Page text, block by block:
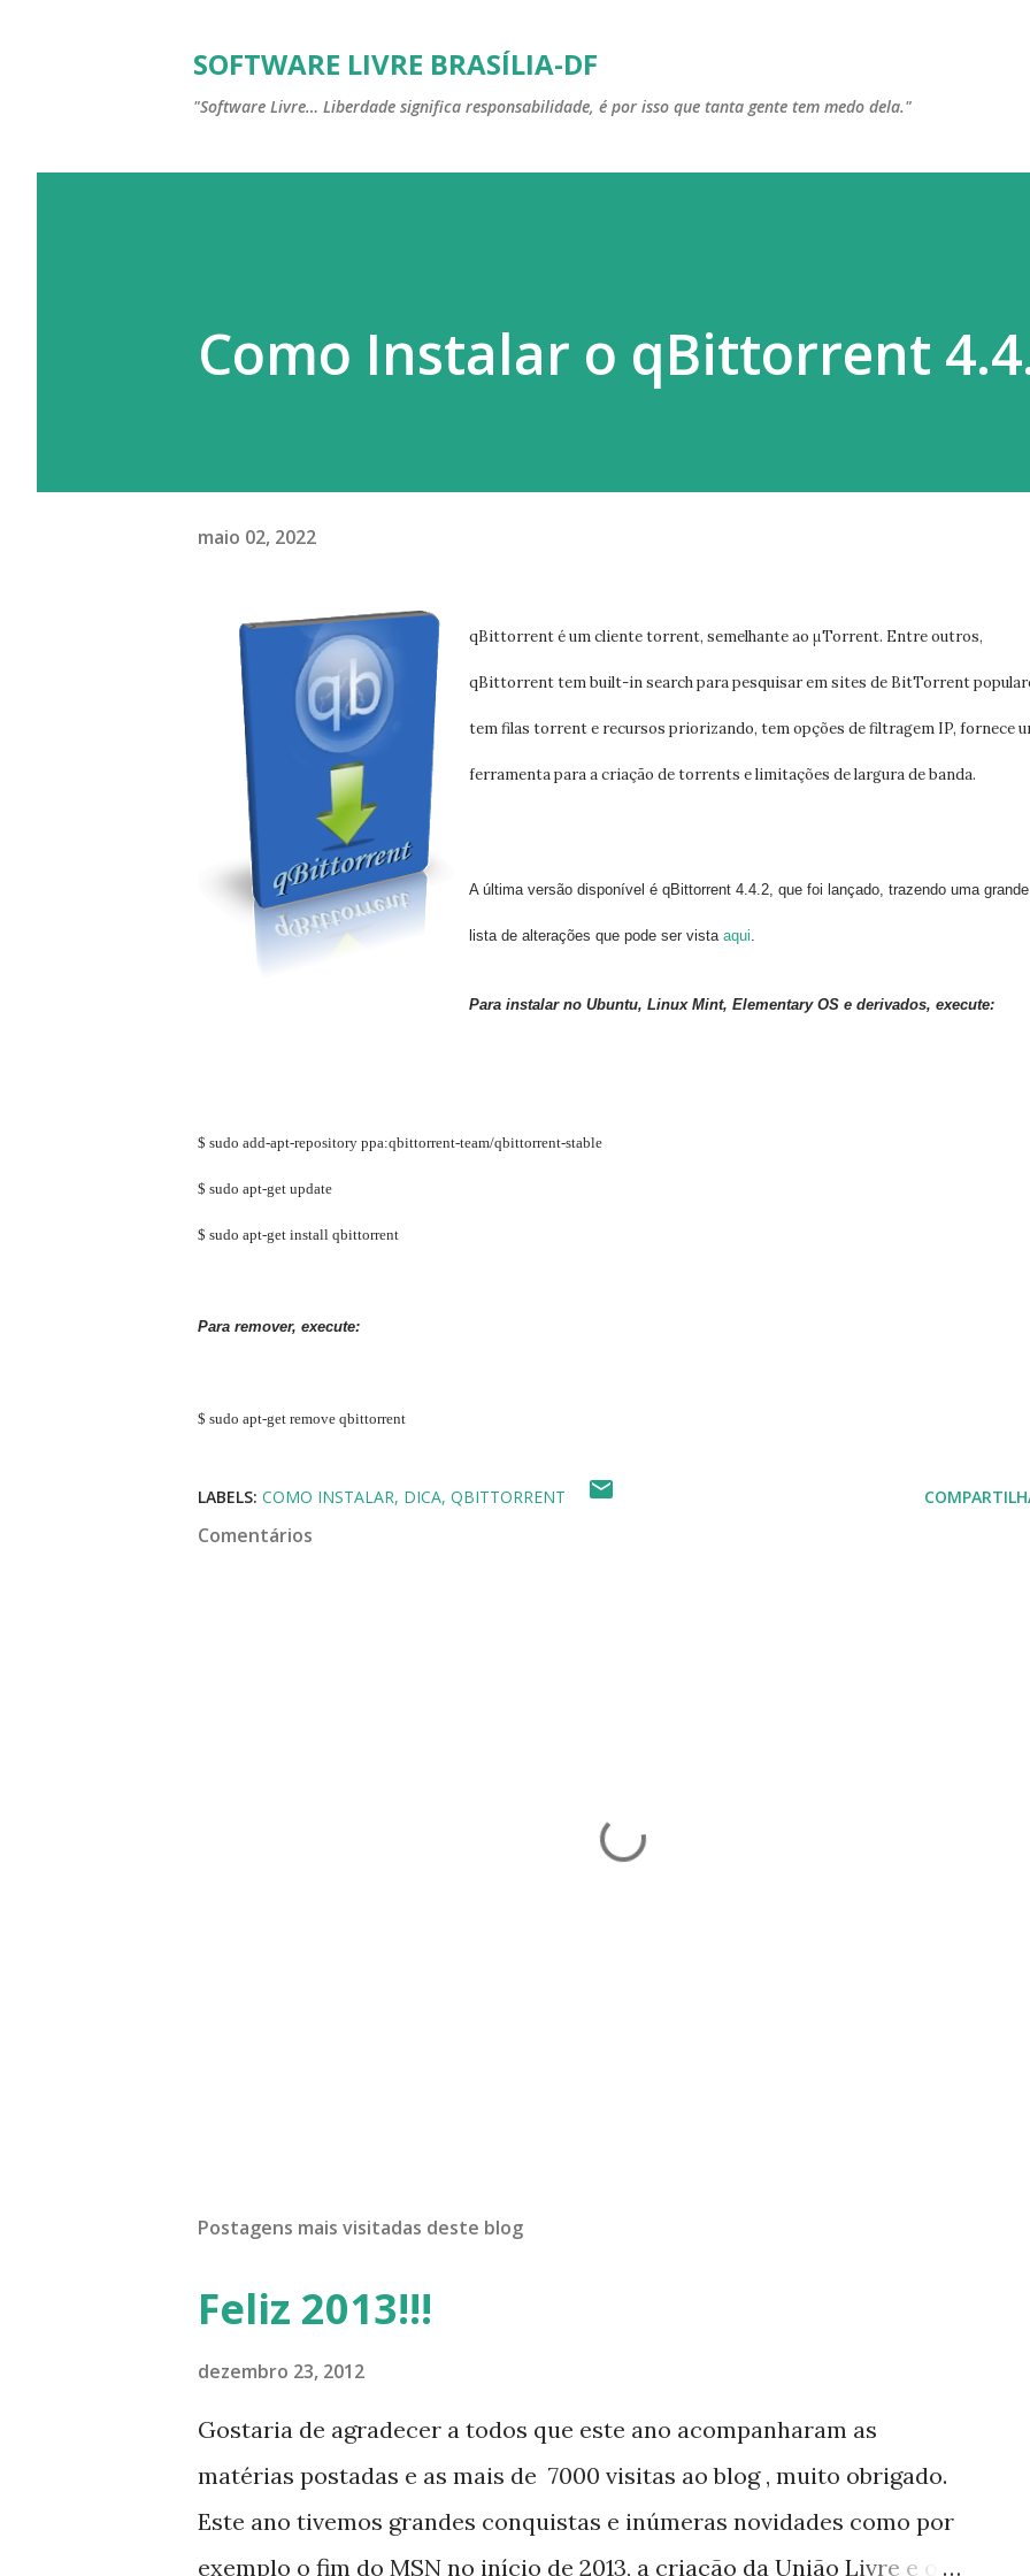
SOFTWARE LIVRE BRASÍLIA-DF
"Software Livre… Liberdade significa responsabilidade, é por isso que tanta gente tem medo dela."
Como Instalar o qBittorrent
maio 02, 2022
qBittorrent é um cliente torrent, semelhante ao μTorrent. Entre outros,
qBittorrent tem built-in search para pesquisar em sites de BitTorrent
tem filas torrent e recursos priorizando, tem opções de filtragem IP, fornece
ferramenta para a criação de torrents e limitações de largura de banda.
A última versão disponível é qBittorrent 4.4.2, que foi lançado, trazendo uma grande
lista de alterações que pode ser vista aqui.
Para instalar no Ubuntu, Linux Mint, Elementary OS e derivados, execute:
$ sudo add-apt-repository ppa:qbittorrent-team/qbittorrent-stable
$ sudo apt-get update
$ sudo apt-get install qbittorrent
Para remover, execute:
$ sudo apt-get remove qbittorrent
LABELS: COMO INSTALAR DICA QBITTORRENT
Comentários
Postagens mais visitadas deste blog
Feliz 2013!!!
dezembro 23, 2012
Gostaria de agradecer a todos que este ano acompanharam as
matérias postadas e as mais de 7000 visitas ao blog , muito obrigado.
Este ano tivemos grandes conquistas e inúmeras novidades como por
exemplo o fim do MSN no início de 2013, a criação da União Livre e o